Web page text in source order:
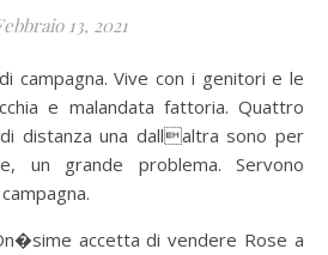
13, 2021
e malandata fattoria. Quattro
distanza una dallaltra sono per
un grande problema. Servono
accetta di vendere Rose a